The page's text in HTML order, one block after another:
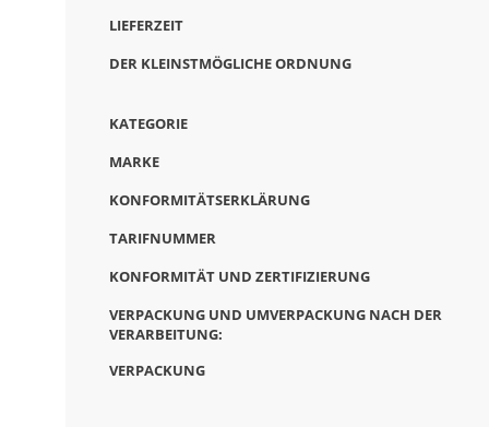
LIEFERZEIT
DER KLEINSTMÖGLICHE ORDNUNG
KATEGORIE
MARKE
KONFORMITÄTSERKLÄRUNG
TARIFNUMMER
KONFORMITÄT UND ZERTIFIZIERUNG
VERPACKUNG UND UMVERPACKUNG NACH DER
VERARBEITUNG:
VERPACKUNG